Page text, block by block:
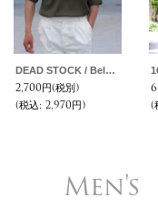
DEAD STOCK / Belgium Army Cotton Crew Neck S/S Tee（ベルギー軍 コットンクルーネックTシャツ）
2,700円(税別)
(税込: 2,970円)
(
Men's